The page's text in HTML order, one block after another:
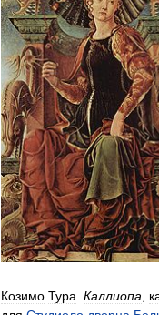
Козимо Тура Каллиопа